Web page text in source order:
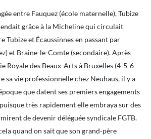
entre Fauquez (école maternelle), Tubize
grâce à la Micheline qui circulait
Tubize et Écaussinnes en passant par
et Braine-le-Comte (secondaire). Après
Royale des Beaux-Arts à Bruxelles (4-5-6
sa vie professionnelle chez Neuhaus, il y a
que datent ses premiers engagements
très rapidement elle embraya sur des
de devenir déléguée syndicale FGTB.
quand on sait que son grand-père